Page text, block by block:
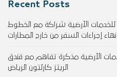
Recent Posts
الأرضية شراكة مع الخطوط
إجراءات السفر من خارج المطارات
الأرضية مذكرة تفاهم مع فندق
الريتز كارلتون الرياض